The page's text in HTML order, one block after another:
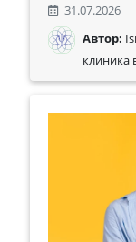
31.07.2026
Автор:
клиника